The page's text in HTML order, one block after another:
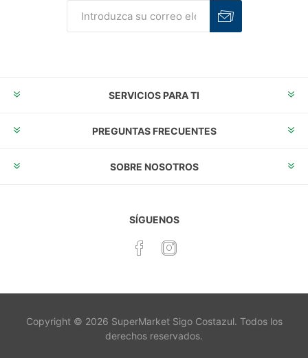
SERVICIOS PARA TI
PREGUNTAS FRECUENTES
SOBRE NOSOTROS
SÍGUENOS
Copyright © 2026 SuperMarket Sigo Costazul. Todos los
derechos reservados.